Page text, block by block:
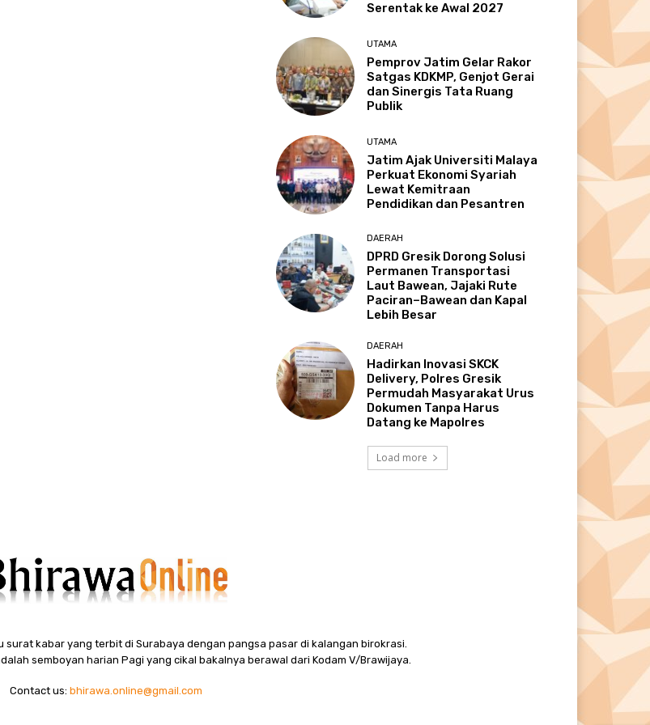
Serentak ke Awal 2027
UTAMA
Pemprov Jatim Gelar Rakor
Satgas KDKMP, Genjot Gerai
dan Sinergis Tata Ruang
Publik
UTAMA
Jatim Ajak Universiti Malaya
Perkuat Ekonomi Syariah
Lewat Kemitraan
Pendidikan dan Pesantren
DAERAH
DPRD Gresik Dorong Solusi
Permanen Transportasi
Laut Bawean, Jajaki Rute
Paciran–Bawean dan Kapal
Lebih Besar
DAERAH
Hadirkan Inovasi SKCK
Delivery, Polres Gresik
Permudah Masyarakat Urus
Dokumen Tanpa Harus
Datang ke Mapolres
Load more
surat kabar yang terbit di Surabaya dengan pangsa pasar di kalangan birokrasi.
semboyan harian Pagi yang cikal bakalnya berawal dari Kodam V/Brawijaya.
Contact us: bhirawa.online@gmail.com